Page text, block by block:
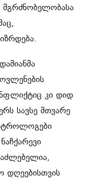
მგრძნობელობასა
კი დიდ
სავსე მთვარე
დღეებისთვის